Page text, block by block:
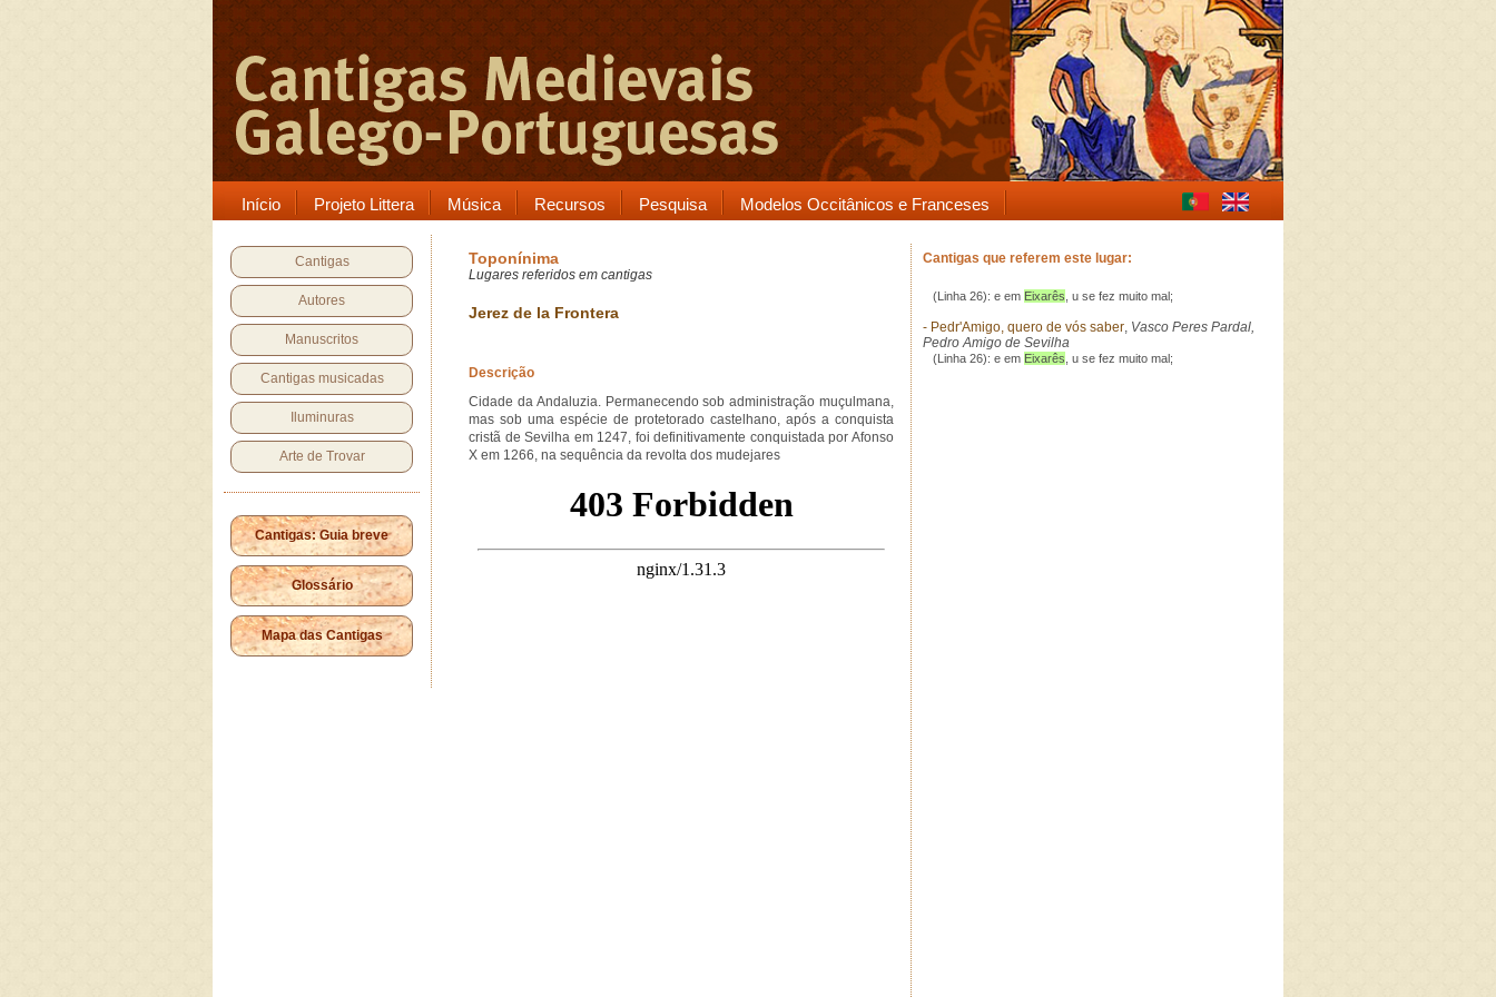
Início Projeto Littera Música Recursos Pesquisa Modelos Occitânicos e Franceses
Cantigas
Autores
Manuscritos
Cantigas musicadas
Iluminuras
Arte de Trovar
Cantigas: Guia breve
Glossário
Mapa das Cantigas
Toponínima
Lugares referidos em cantigas
Jerez de la Frontera
Descrição
Cidade da Andaluzia. Permanecendo sob administração muçulmana,
mas sob uma espécie de protetorado castelhano, após a conquista
cristã de Sevilha em 1247, foi definitivamente conquistada por Afonso
X em 1266, na sequência da revolta dos mudejares
Cantigas que referem este lugar:
(Linha 26): e em Eixarês , u se fez muito mal;
- Pedr'Amigo, quero de vós saber, Vasco Peres Pardal,
Pedro Amigo de Sevilha
(Linha 26): e em Eixarês , u se fez muito mal;